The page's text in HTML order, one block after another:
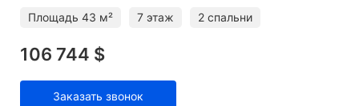
Площадь 43 м² 7 этаж 2 спальни
106 744 $
Заказать звонок